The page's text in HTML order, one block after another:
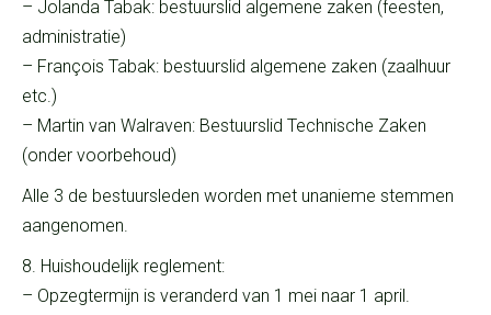
– Jolanda Tabak: bestuurslid algemene zaken (feesten,
administratie)
– François Tabak: bestuurslid algemene zaken (zaalhuur
etc.)
– Martin van Walraven: Bestuurslid Technische Zaken
(onder voorbehoud)
Alle 3 de bestuursleden worden met unanieme stemmen
aangenomen.
8. Huishoudelijk reglement:
– Opzegtermijn is veranderd van 1 mei naar 1 april.